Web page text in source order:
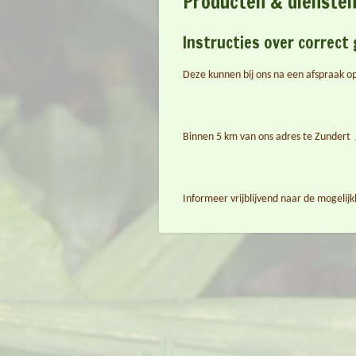
Instructies over correct
Deze kunnen bij ons na een afspraak
Binnen 5 km van ons adres te
Informeer vrijblijvend naar de